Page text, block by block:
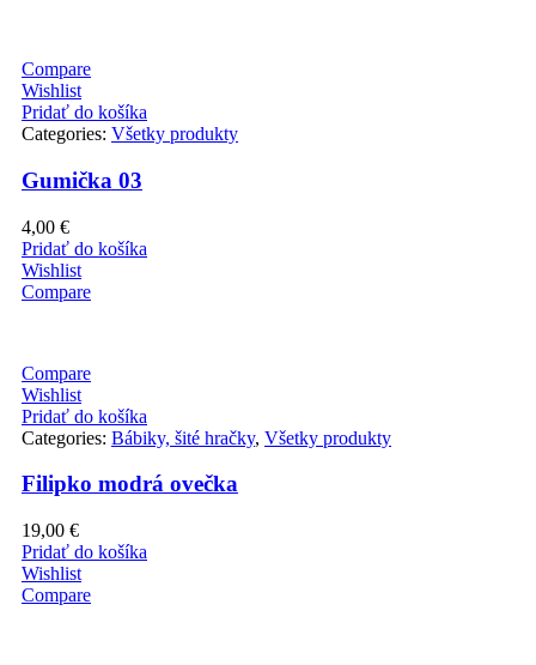
Compare
Wishlist
Pridať do košíka
Categories: Všetky produkty
Gumička 03
4,00 €
Pridať do košíka
Wishlist
Compare
Compare
Wishlist
Pridať do košíka
Categories: Bábiky, šité hračky, Všetky produkty
Filipko modrá ovečka
19,00 €
Pridať do košíka
Wishlist
Compare